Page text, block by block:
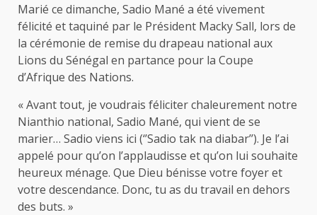
Marié ce dimanche, Sadio Mané a été vivement
félicité et taquiné par le Président Macky Sall, lors de
la cérémonie de remise du drapeau national aux
Lions du Sénégal en partance pour la Coupe
d’Afrique des Nations.
« Avant tout, je voudrais féliciter chaleurement notre
Nianthio national, Sadio Mané, qui vient de se
marier… Sadio viens ici (‘’Sadio tak na diabar’’). Je l’ai
appelé pour qu’on l’applaudisse et qu’on lui souhaite
heureux ménage. Que Dieu bénisse votre foyer et
votre descendance. Donc, tu as du travail en dehors
des buts. »